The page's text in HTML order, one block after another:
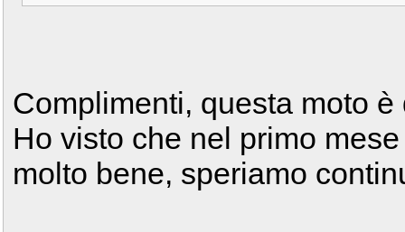
Complimenti, questa moto
Ho visto che nel primo
molto bene, speriamo